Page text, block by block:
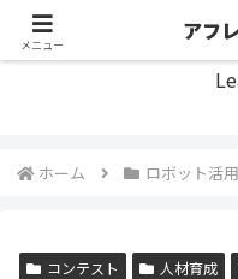
アフ
ホーム ロボット活
コンテスト 人材育成
メニュー
アフ